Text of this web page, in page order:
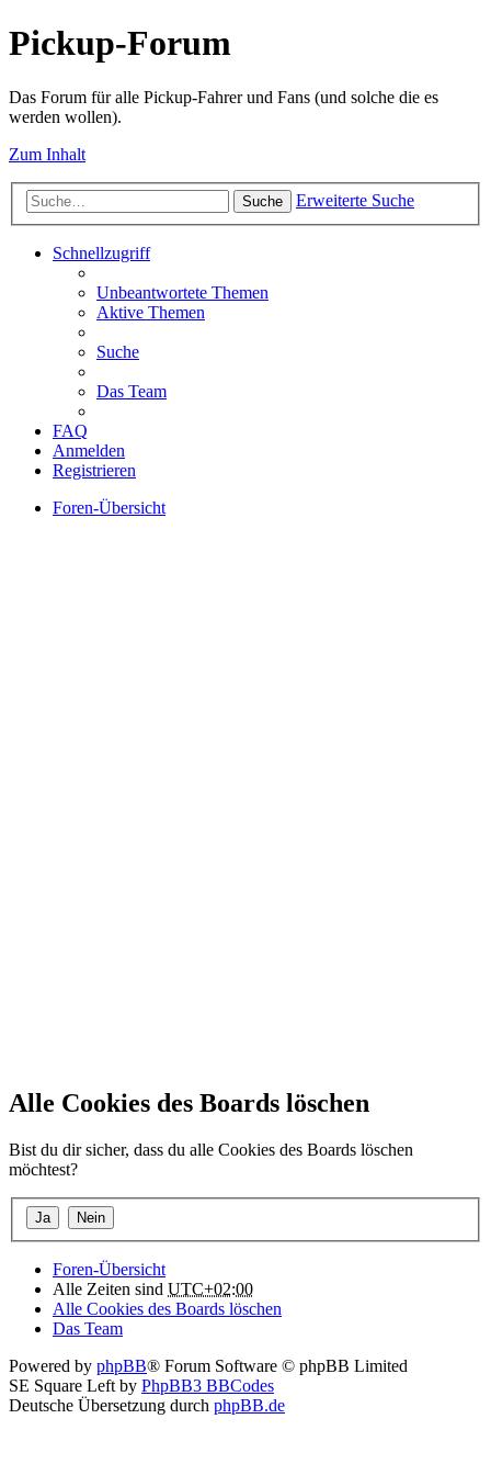
Pickup-Forum
Das Forum für alle Pickup-Fahrer und Fans (und solche die es
werden wollen).
Zum Inhalt
Suche Erweiterte Suche
Schnellzugriff
Unbeantwortete Themen
Aktive Themen
Suche
Das Team
FAQ
Anmelden
Registrieren
Foren-Übersicht
Alle Cookies des Boards löschen
Bist du dir sicher, dass du alle Cookies des Boards löschen
möchtest?
Foren-Übersicht
Alle Zeiten sind UTC+02:00
Alle Cookies des Boards löschen
Das Team
Powered by phpBB® Forum Software © phpBB Limited
SE Square Left by PhpBB3 BBCodes
Deutsche Übersetzung durch phpBB.de